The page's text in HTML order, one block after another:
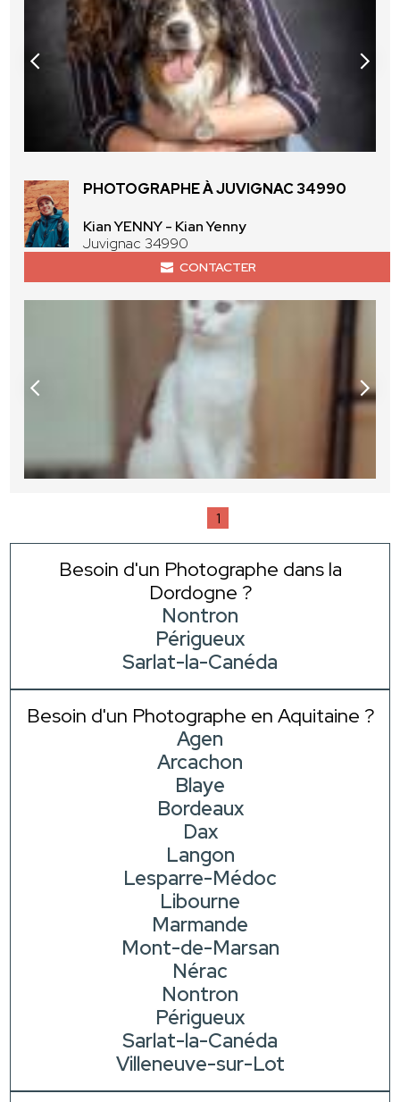
PHOTOGRAPHE À JUVIGNAC 34990
Kian YENNY - Kian Yenny
Juvignac 34990
CONTACTER
1
Besoin d'un Photographe dans la
Dordogne ?
Nontron
Périgueux
Sarlat-la-Canéda
Besoin d'un Photographe en Aquitaine ?
Agen
Arcachon
Blaye
Bordeaux
Dax
Langon
Lesparre-Médoc
Libourne
Marmande
Mont-de-Marsan
Nérac
Nontron
Périgueux
Sarlat-la-Canéda
Villeneuve-sur-Lot